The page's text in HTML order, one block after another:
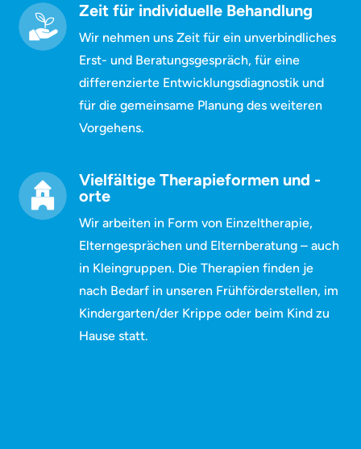
Zeit für individuelle Behandlung
Wir nehmen uns Zeit für ein unverbindliches
Erst- und Beratungsgespräch, für eine
differenzierte Entwicklungsdiagnostik und
für die gemeinsame Planung des weiteren
Vorgehens.
Vielfältige Therapieformen und -
orte
Wir arbeiten in Form von Einzeltherapie,
Elterngesprächen und Elternberatung – auch
in Kleingruppen. Die Therapien finden je
nach Bedarf in unseren Frühförderstellen, im
Kindergarten/der Krippe oder beim Kind zu
Hause statt.